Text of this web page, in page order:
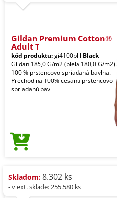
Gildan Premium Cotton®
Adult T
kód produktu:gi4100bl-l Black
Gildan 185,0 G/m2 (biela 180,0 G/m2).
100 % prstencovo spriadaná bavlna.
Prechod na 100% česanú prstencovo
spriadanú bav
Skladom: 8.302 ks
- v ext. sklade: 255.580 ks